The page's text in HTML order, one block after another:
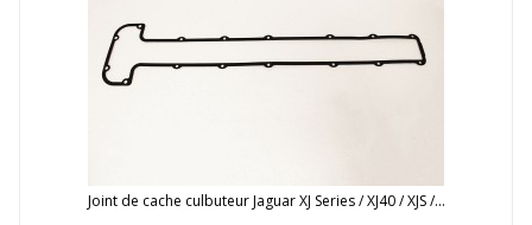
Joint de cache culbuteur Jaguar XJ Series / XJ40 / XJS /...